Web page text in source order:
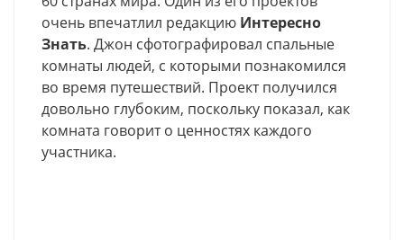
очень впечатлил редакцию Интересно
Знать. Джон сфотографировал спальные
комнаты людей, с которыми познакомился
во время путешествий. Проект получился
довольно глубоким, поскольку показал, как
комната говорит о ценностях каждого
участника.